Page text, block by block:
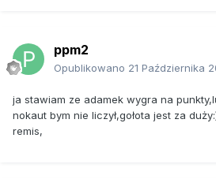
ppm2
Opublikowano 21 Października
ja stawiam ze adamek wygra na
nokaut bym nie liczył,gołota jest za
remis,